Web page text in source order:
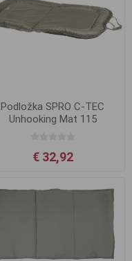
Podložka SPRO C-TEC
Unhooking Mat 115
€ 32,92